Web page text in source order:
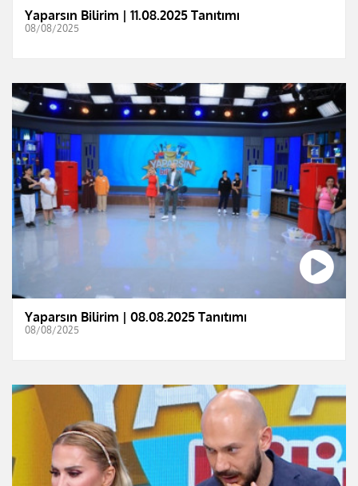
Yaparsın Bilirim | 11.08.2025 Tanıtımı
08/08/2025
Yaparsın Bilirim | 08.08.2025 Tanıtımı
08/08/2025